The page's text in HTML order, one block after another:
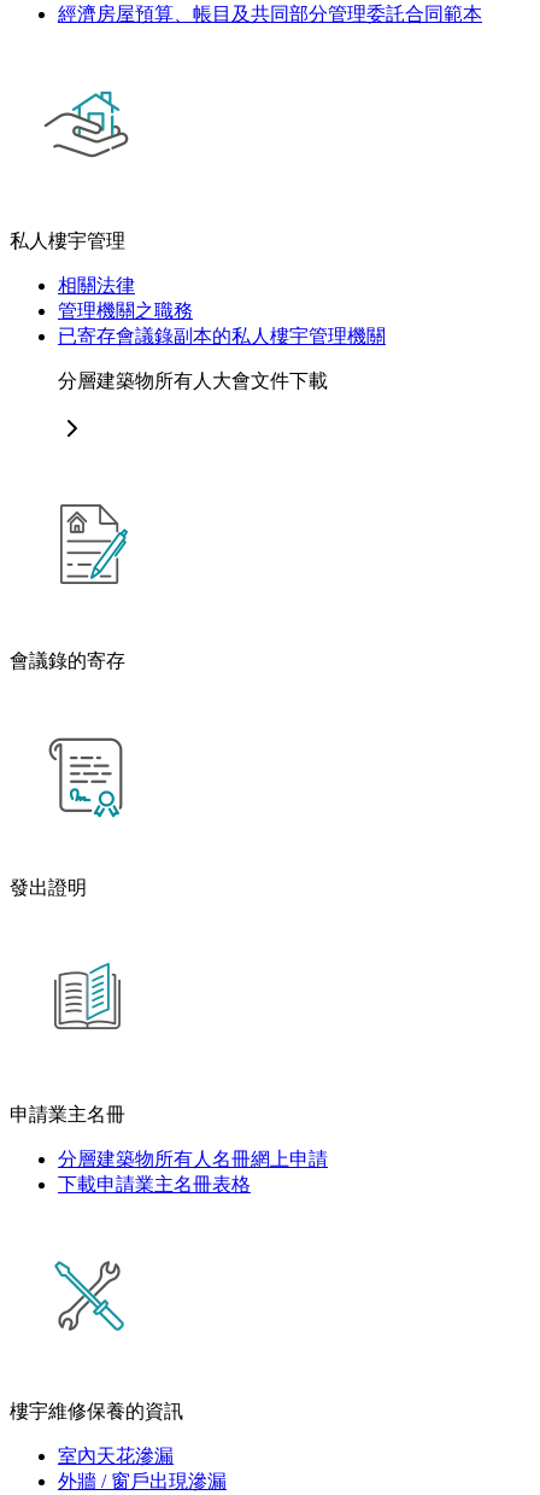
經濟房屋預算、帳目及共同部分管理委託合同範本
私人樓宇管理
相關法律
管理機關之職務
已寄存會議錄副本的私人樓宇管理機關
分層建築物所有人大會文件下載
會議錄的寄存
發出證明
申請業主名冊
分層建築物所有人名冊網上申請
下載申請業主名冊表格
樓宇維修保養的資訊
室內天花滲漏
外牆 / 窗戶出現滲漏